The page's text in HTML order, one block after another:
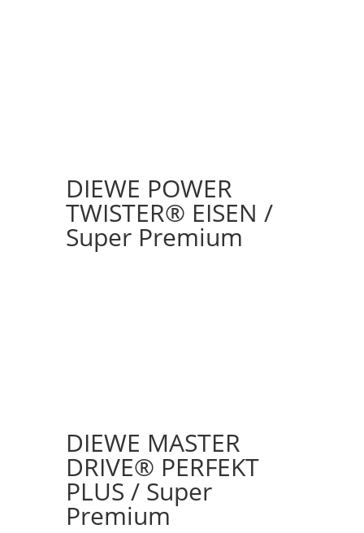
DIEWE POWER
TWISTER® EISEN /
Super Premium
DIEWE MASTER
DRIVE® PERFEKT
PLUS / Super
Premium